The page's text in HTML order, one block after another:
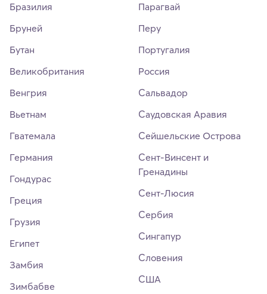
Бразилия
Бруней
Бутан
Великобритания
Венгрия
Вьетнам
Гватемала
Германия
Гондурас
Греция
Грузия
Египет
Замбия
Зимбабве
Парагвай
Перу
Португалия
Россия
Сальвадор
Саудовская Аравия
Сейшельские Острова
Сент-Винсент и
Гренадины
Сент-Люсия
Сербия
Сингапур
Словения
США